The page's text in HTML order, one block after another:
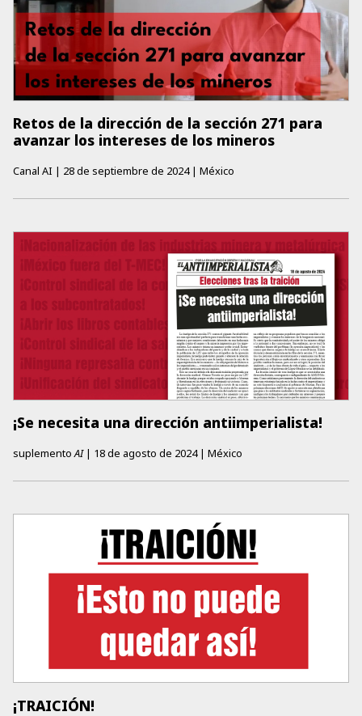
Retos de la dirección de la sección 271 para
avanzar los intereses de los mineros
Canal AI | 28 de septiembre de 2024 | México
¡Se necesita una dirección antiimperialista!
suplementoAI | 18 de agosto de 2024 | México
¡TRAICIÓN!